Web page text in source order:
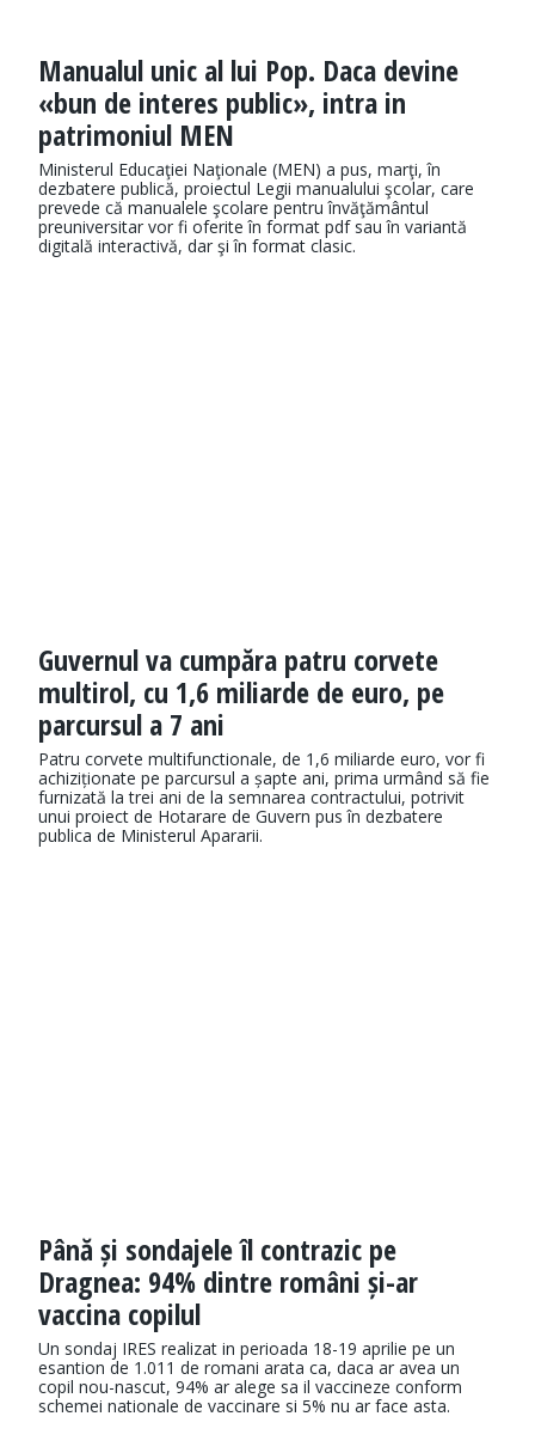
Manualul unic al lui Pop. Daca devine
«bun de interes public», intra in
patrimoniul MEN
Ministerul Educaţiei Naţionale (MEN) a pus, marţi, în
dezbatere publică, proiectul Legii manualului şcolar, care
prevede că manualele şcolare pentru învăţământul
preuniversitar vor fi oferite în format pdf sau în variantă
digitală interactivă, dar şi în format clasic.
Guvernul va cumpăra patru corvete
multirol, cu 1,6 miliarde de euro, pe
parcursul a 7 ani
Patru corvete multifunctionale, de 1,6 miliarde euro, vor fi
achiziționate pe parcursul a șapte ani, prima urmând să fie
furnizată la trei ani de la semnarea contractului, potrivit
unui proiect de Hotarare de Guvern pus în dezbatere
publica de Ministerul Apararii.
Până și sondajele îl contrazic pe
Dragnea: 94% dintre români și-ar
vaccina copilul
Un sondaj IRES realizat in perioada 18-19 aprilie pe un
esantion de 1.011 de romani arata ca, daca ar avea un
copil nou-nascut, 94% ar alege sa il vaccineze conform
schemei nationale de vaccinare si 5% nu ar face asta.